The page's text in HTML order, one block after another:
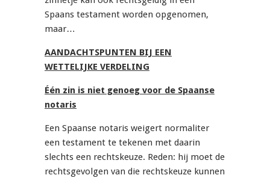
Spaans testament worden opgenomen,
maar…
AANDACHTSPUNTEN BIJ EEN
WETTELIJKE VERDELING
Één zin is niet genoeg voor de Spaanse
notaris
Een Spaanse notaris weigert normaliter
een testament te tekenen met daarin
slechts een rechtskeuze. Reden: hij moet de
rechtsgevolgen van die rechtskeuze kunnen